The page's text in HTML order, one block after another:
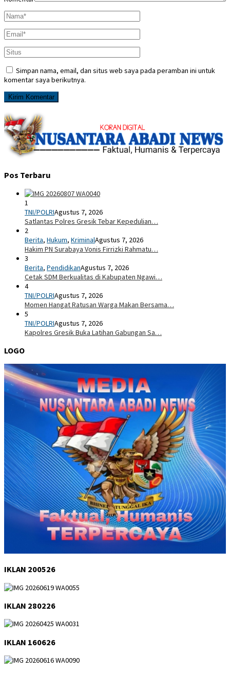
Simpan nama, email, dan situs web saya pada peramban ini untuk
komentar saya berikutnya.
Pos Terbaru
1
TNI/POLRIAgustus 7, 2026
Satlantas Polres Gresik Tebar Kepedulian…
2
Berita, Hukum, KriminalAgustus 7, 2026
Hakim PN Surabaya Vonis Firrizki Rahmatu…
3
Berita, PendidikanAgustus 7, 2026
Cetak SDM Berkualitas di Kabupaten Ngawi…
4
TNI/POLRIAgustus 7, 2026
Momen Hangat Ratusan Warga Makan Bersama…
5
TNI/POLRIAgustus 7, 2026
Kapolres Gresik Buka Latihan Gabungan Sa…
LOGO
IKLAN 200526
IKLAN 280226
IKLAN 160626